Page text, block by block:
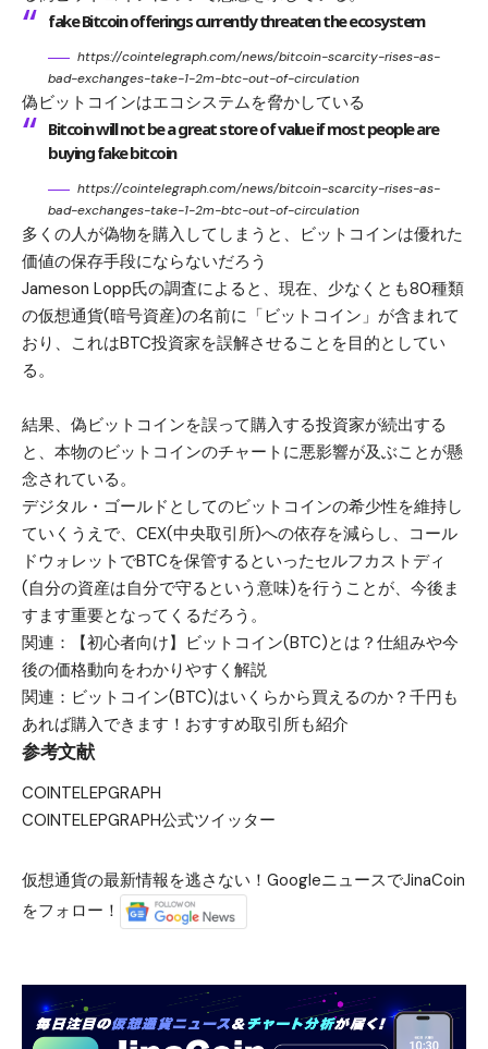
fake Bitcoin offerings currently threaten the ecosystem
https://cointelegraph.com/news/bitcoin-scarcity-rises-as-
bad-exchanges-take-1-2m-btc-out-of-circulation
偽ビットコインはエコシステムを脅かしている
Bitcoin will not be a great store of value if most people are
buying fake bitcoin
https://cointelegraph.com/news/bitcoin-scarcity-rises-as-
bad-exchanges-take-1-2m-btc-out-of-circulation
多くの人が偽物を購入してしまうと、ビットコインは優れた
価値の保存手段にならないだろう
Jameson Lopp氏の調査によると、現在、少なくとも80種類
の仮想通貨(暗号資産)の名前に「ビットコイン」が含まれて
おり、これはBTC投資家を誤解させることを目的としてい
る。
結果、偽ビットコインを誤って購入する投資家が続出する
と、本物のビットコインのチャートに悪影響が及ぶことが懸
念されている。
デジタル・ゴールドとしてのビットコインの希少性を維持し
ていくうえで、CEX(中央取引所)への依存を減らし、コール
ドウォレットでBTCを保管するといったセルフカストディ
(自分の資産は自分で守るという意味)を行うことが、今後ま
すます重要となってくるだろう。
関連：
【初心者向け】ビットコイン(BTC)とは？仕組みや今
後の価格動向をわかりやすく解説
関連： ビットコイン(BTC)はいくらから買えるのか？千円も
あれば購入できます！おすすめ取引所も紹介
参考文献
COINTELEPGRAPH
COINTELEPGRAPH公式ツイッター
仮想通貨の最新情報を逃さない！GoogleニュースでJinaCoin
をフォロー！